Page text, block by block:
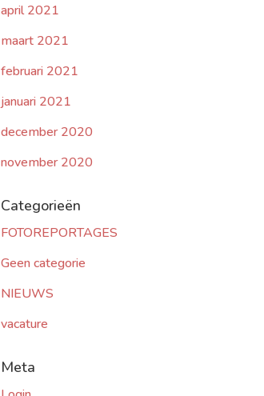
april 2021
maart 2021
februari 2021
januari 2021
december 2020
november 2020
Categorieën
FOTOREPORTAGES
Geen categorie
NIEUWS
vacature
Meta